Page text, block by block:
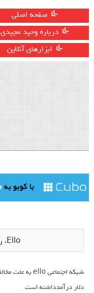
صفحه اصلی
درباره وحید مجیدی
ابزارهای آنلاین
Ello، رقیب جدید فیسبوک
دلار درآمدداشته است